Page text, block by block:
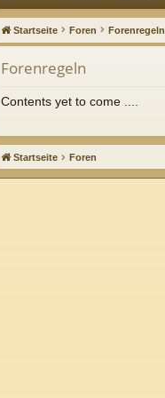
ne
llz
ug
riff
Startseite Foren Forenregeln
Forenregeln
Contents yet to come ....
Startseite Foren